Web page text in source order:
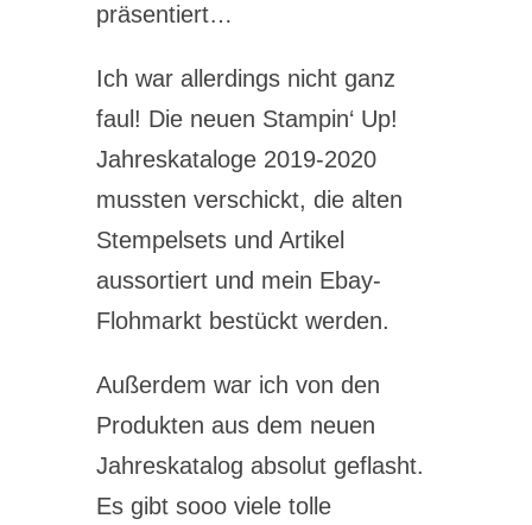
präsentiert…
Ich war allerdings nicht ganz
faul! Die neuen Stampin‘ Up!
Jahreskataloge 2019-2020
mussten verschickt, die alten
Stempelsets und Artikel
aussortiert und mein Ebay-
Flohmarkt bestückt werden.
Außerdem war ich von den
Produkten aus dem neuen
Jahreskatalog absolut geflasht.
Es gibt sooo viele tolle